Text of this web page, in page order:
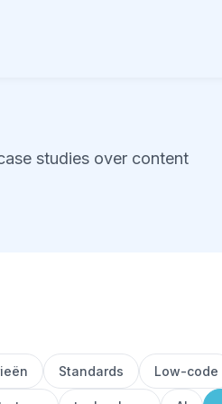
studies over content
Standards Low-code